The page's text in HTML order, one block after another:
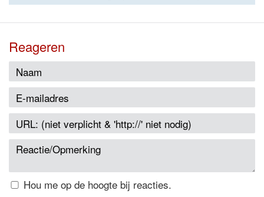
Reageren
Hou me op de hoogte bij reacties.